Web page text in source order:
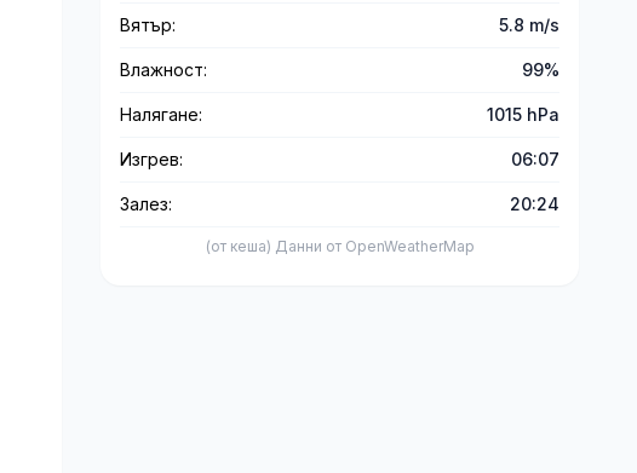
Вятър: 5.8 m/s
Влажност: 99%
Налягане: 1015 hPa
Изгрев: 06:07
Залез: 20:24
(от кеша) Данни от OpenWeatherMap